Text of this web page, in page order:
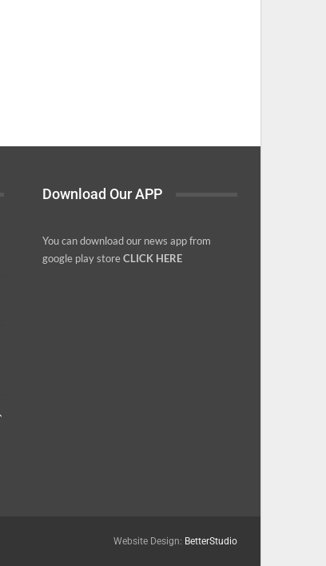
Download Our APP
You can download our news app from
google play storeCLICK HERE
Website Design: BetterStudio